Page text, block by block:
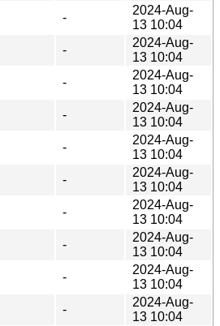
-
2024-Aug-
13 10:04
-
2024-Aug-
13 10:04
-
2024-Aug-
13 10:04
-
2024-Aug-
13 10:04
-
2024-Aug-
13 10:04
-
2024-Aug-
13 10:04
-
2024-Aug-
13 10:04
-
2024-Aug-
13 10:04
-
2024-Aug-
13 10:04
-
2024-Aug-
13 10:04